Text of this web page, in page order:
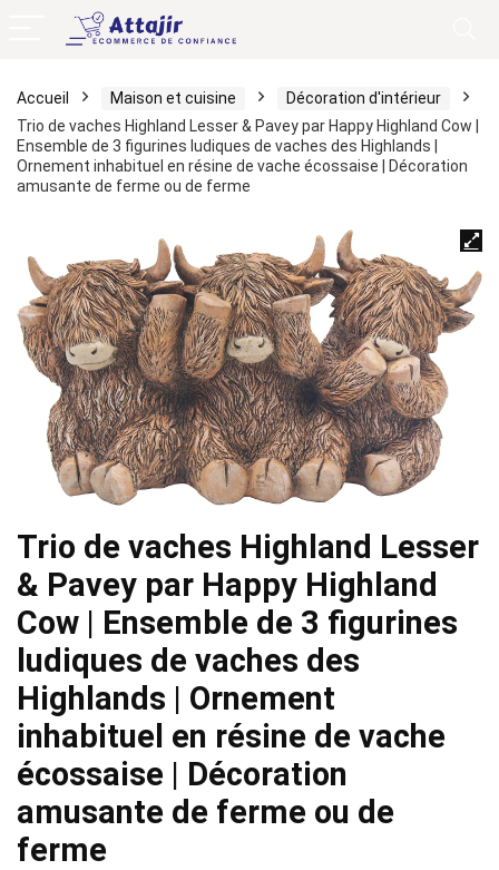
Accueil Maison et cuisine
Décoration d'intérieur
Trio de vaches Highland Lesser & Pavey par Happy Highland Cow |
Ensemble de 3 figurines ludiques de vaches des Highlands |
Ornement inhabituel en résine de vache écossaise | Décoration
amusante de ferme ou de ferme
Trio de vaches Highland Lesser
& Pavey par Happy Highland
Cow | Ensemble de 3 figurines
ludiques de vaches des
Highlands | Ornement
inhabituel en résine de vache
écossaise | Décoration
amusante de ferme ou de
ferme